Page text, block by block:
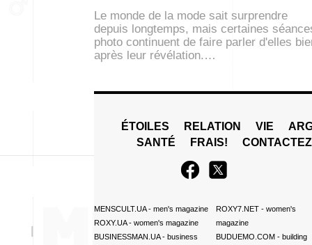
Le monde de la mode sait surprendre
depuis longtemps, mais certaines
photo continuent de faire parler d'elles
après leur révélation.…
ÉTOILES RELATION VIE
SANTÉ
FRAIS!
MENSCULT.UA- men's magazine
ROXY.UA- women's magazine
BUSINESSMAN.UA- business
ROXY7.NET- women's
magazine
BUDUEMO.COM- building